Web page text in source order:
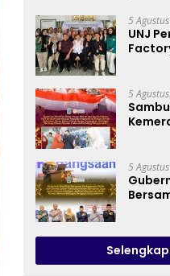
Pulau Jawa
5
UNJ
5
Murah
Merah
5
serta